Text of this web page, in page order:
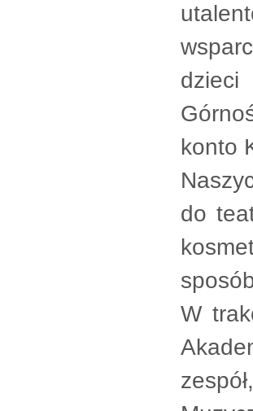
dzieci
konto
do
W